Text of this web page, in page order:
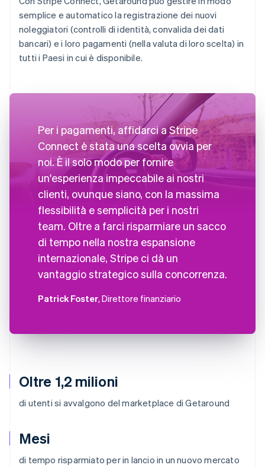
Oltre 1,2 milioni
di utenti si avvalgono del marketplace di Getaround
Mesi
di tempo risparmiato per in lancio in un nuovo mercato
semplice e automatico la registrazione dei nuovi
noleggiatori (controlli di identità, convalida dei dati
bancari) e i loro pagamenti (nella valuta di loro scelta) in
tutti i Paesi in cui è disponibile.
Per i pagamenti, affidarci a Stripe
Connect è stata una scelta ovvia per
noi. È il solo modo per fornire
un'esperienza impeccabile ai nostri
clienti, ovunque siano, con la massima
flessibilità e semplicità per i nostri
team. Oltre a farci risparmiare un sacco
di tempo nella nostra espansione
internazionale, Stripe ci dà un
vantaggio strategico sulla concorrenza.
Patrick Foster, Direttore finanziario